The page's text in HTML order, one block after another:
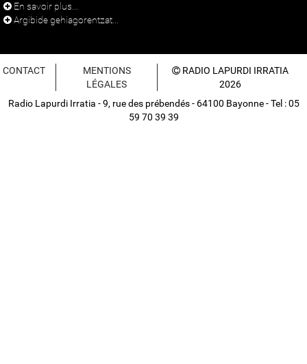
En savoir plus...
Argibide gehiagorentzat...
CONTACT
MENTIONS
LÉGALES
RADIO LAPURDI IRRATIA
2026
Radio Lapurdi Irratia - 9, rue des prébendés - 64100 Bayonne - Tel : 05
59 70 39 39